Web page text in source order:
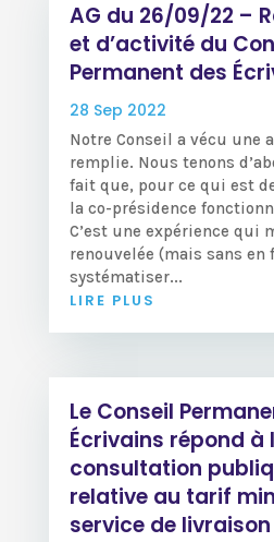
AG du 26/09/22 –
et d’activité du
Permanent des
28 Sep 2022
Notre Conseil a vécu une
remplie. Nous tenons
fait que, pour ce qui est
la co-présidence
C’est une expérience qui
renouvelée (mais sans
systématiser...
LIRE PLUS
Le Conseil
Écrivains répond à
consultation
relative au tarif
service de